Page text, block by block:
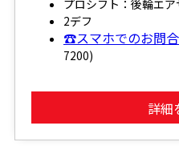
プロシフト：後輪エア
2デフ
☎スマホでのお問
7200)
詳細